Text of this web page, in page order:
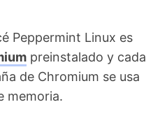
Peppermint Linux es
preinstalado y cada
de Chromium se usa
memoria.